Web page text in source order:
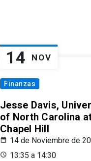
14 NOV
Finanzas
Jesse Davis,
of North Carolina
Chapel Hill
14 de Noviembre de
13:35 a 14:30